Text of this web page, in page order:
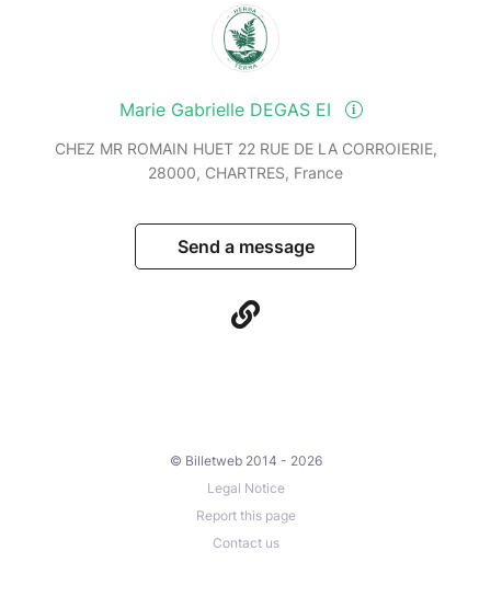
Marie Gabrielle DEGAS EI
CHEZ MR ROMAIN HUET 22 RUE DE LA CORROIERIE,
28000, CHARTRES, France
Send a message
© Billetweb 2014 - 2026
Legal Notice
Report this page
Contact us